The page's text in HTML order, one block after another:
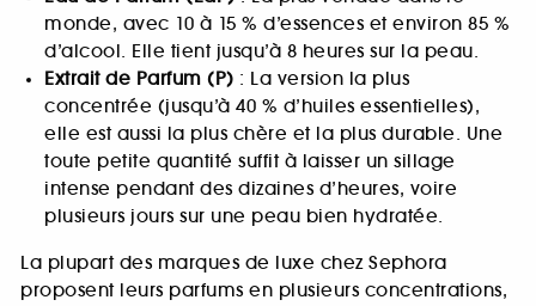
monde, avec 10 à 15 % d’essences et environ 85 %
d’alcool. Elle tient jusqu’à 8 heures sur la peau.
Extrait de Parfum (P) : La version la plus
concentrée (jusqu’à 40 % d’huiles essentielles),
elle est aussi la plus chère et la plus durable. Une
toute petite quantité suffit à laisser un sillage
intense pendant des dizaines d’heures, voire
plusieurs jours sur une peau bien hydratée.
La plupart des marques de luxe chez Sephora
proposent leurs parfums en plusieurs concentrations,